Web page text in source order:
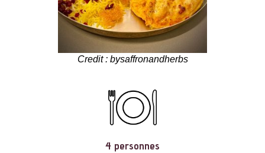
Credit : bysaffronandherbs
4 personnes